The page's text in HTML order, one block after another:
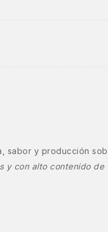
y producción
y con alto contenido de